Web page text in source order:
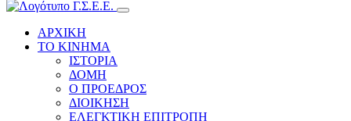
ΑΡΧΙΚΗ
ΤΟ ΚΙΝΗΜΑ
ΙΣΤΟΡΙΑ
ΔΟΜΗ
Ο ΠΡΟΕΔΡΟΣ
ΔΙΟΙΚΗΣΗ
ΕΛΕΓΚΤΙΚΗ ΕΠΙΤΡΟΠΗ